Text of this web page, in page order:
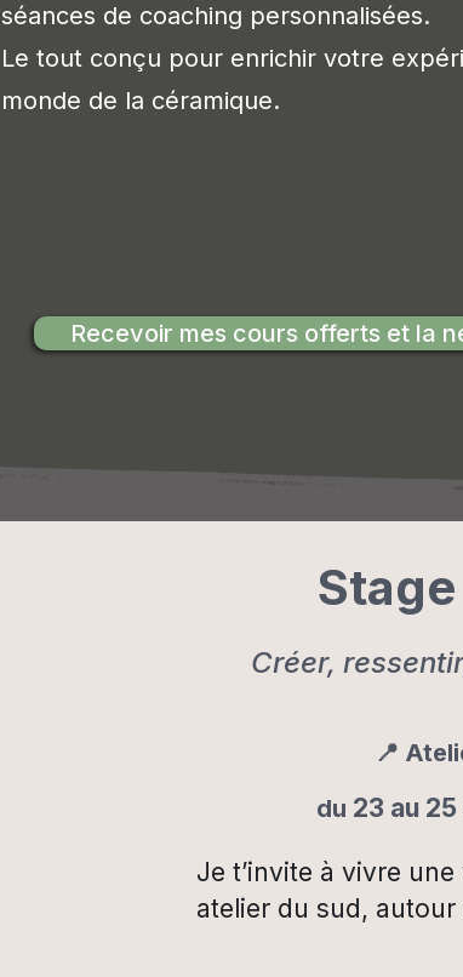
séances de coaching personnalisées.
Le tout conçu pour enrichir votre
monde de la céramique.
Recevoir mes cours offerts et la
Créer,
📍
du 23 au
Je t’invite à vivre
atelier du sud, autour